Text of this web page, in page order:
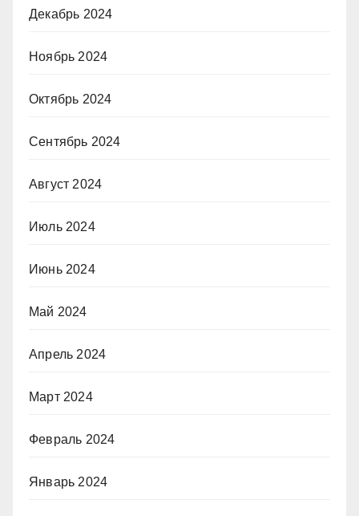
Декабрь 2024
Ноябрь 2024
Октябрь 2024
Сентябрь 2024
Август 2024
Июль 2024
Июнь 2024
Май 2024
Апрель 2024
Март 2024
Февраль 2024
Январь 2024